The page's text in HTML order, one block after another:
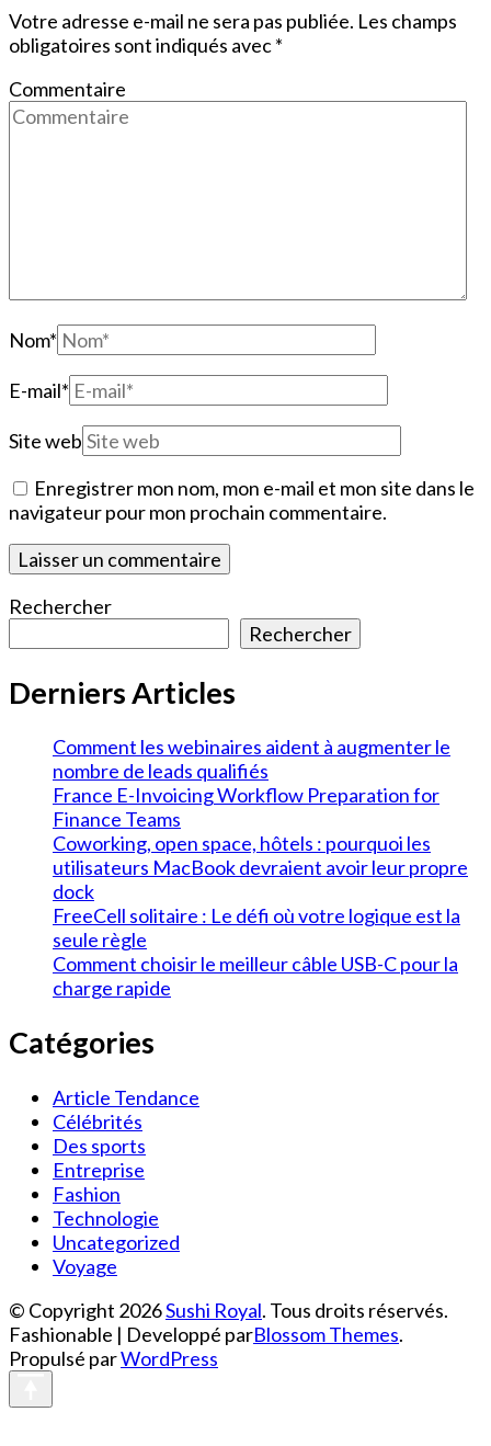
Votre adresse e-mail ne sera pas publiée. Les champs
obligatoires sont indiqués avec*
Commentaire
Nom*
E-mail*
Site web
Enregistrer mon nom, mon e-mail et mon site dans le
navigateur pour mon prochain commentaire.
Rechercher
Rechercher
Derniers Articles
Comment les webinaires aident à augmenter le
nombre de leads qualifiés
France E-Invoicing Workflow Preparation for
Finance Teams
Coworking, open space, hôtels : pourquoi les
utilisateurs MacBook devraient avoir leur propre
dock
FreeCell solitaire : Le défi où votre logique est la
seule règle
Comment choisir le meilleur câble USB-C pour la
charge rapide
Catégories
Article Tendance
Célébrités
Des sports
Entreprise
Fashion
Technologie
Uncategorized
Voyage
© Copyright 2026Sushi Royal. Tous droits réservés.
Fashionable | Developpé parBlossom Themes.
Propulsé parWordPress